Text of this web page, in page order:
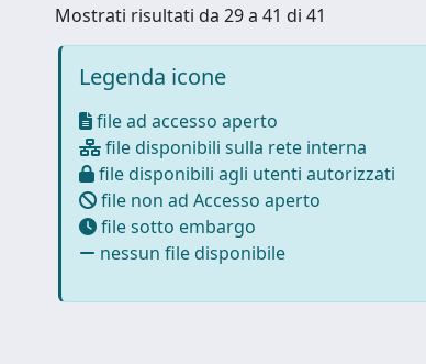
Mostrati risultati da 29 a 41 di 41
Legenda icone
file ad accesso aperto
file disponibili sulla rete interna
file disponibili agli utenti autorizzati
file non ad Accesso aperto
file sotto embargo
nessun file disponibile